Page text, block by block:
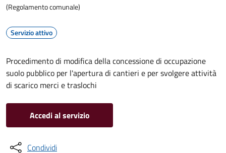
(Regolamento comunale)
Servizio attivo
Procedimento di modifica della concessione di occupazione
suolo pubblico per l'apertura di cantieri e per svolgere attività
di scarico merci e traslochi
Accedi al servizio
Condividi